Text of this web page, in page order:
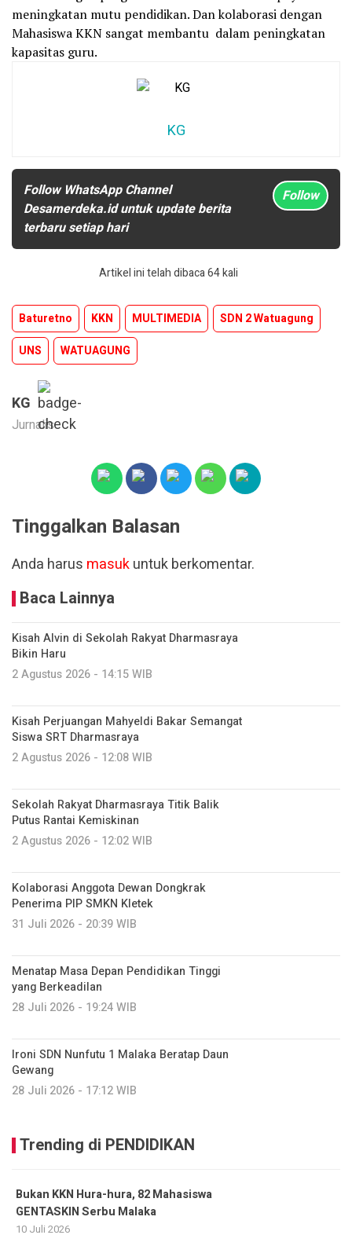
meningkatan mutu pendidikan. Dan kolaborasi dengan
Mahasiswa KKN sangat membantu dalam peningkatan
kapasitas guru.
KG
Follow WhatsApp Channel
Desamerdeka.id untuk update berita
terbaru setiap hari
Follow
Artikel ini telah dibaca 64 kali
Baturetno KKN MULTIMEDIA
SDN 2 Watuagung
UNS
WATUAGUNG
KG
Jurnalis
Tinggalkan Balasan
Anda harus masukuntuk berkomentar.
Baca Lainnya
Kisah Alvin di Sekolah Rakyat Dharmasraya
Bikin Haru
2 Agustus 2026 - 14:15 WIB
Kisah Perjuangan Mahyeldi Bakar Semangat
Siswa SRT Dharmasraya
2 Agustus 2026 - 12:08 WIB
Sekolah Rakyat Dharmasraya Titik Balik
Putus Rantai Kemiskinan
2 Agustus 2026 - 12:02 WIB
Kolaborasi Anggota Dewan Dongkrak
Penerima PIP SMKN Kletek
31 Juli 2026 - 20:39 WIB
Menatap Masa Depan Pendidikan Tinggi
yang Berkeadilan
28 Juli 2026 - 19:24 WIB
Ironi SDN Nunfutu 1 Malaka Beratap Daun
Gewang
28 Juli 2026 - 17:12 WIB
Trending di PENDIDIKAN
Bukan KKN Hura-hura, 82 Mahasiswa
GENTASKIN Serbu Malaka
10 Juli 2026